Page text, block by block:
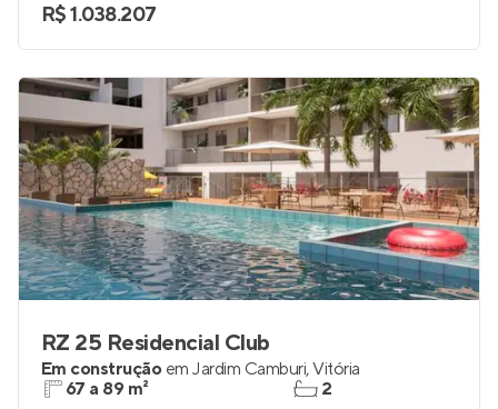
R$ 1.038.207
RZ 25 Residencial Club
Em construção em Jardim Camburi,Vitória
67 a 89 m²
2